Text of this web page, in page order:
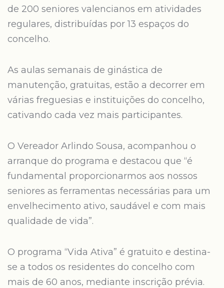
de 200 seniores valencianos em atividades
regulares, distribuídas por 13 espaços do
concelho.
As aulas semanais de ginástica de
manutenção, gratuitas, estão a decorrer em
várias freguesias e instituições do concelho,
cativando cada vez mais participantes.
O Vereador Arlindo Sousa, acompanhou o
arranque do programa e destacou que “é
fundamental proporcionarmos aos nossos
seniores as ferramentas necessárias para um
envelhecimento ativo, saudável e com mais
qualidade de vida”.
O programa “Vida Ativa” é gratuito e destina-
se a todos os residentes do concelho com
mais de 60 anos, mediante inscrição prévia.